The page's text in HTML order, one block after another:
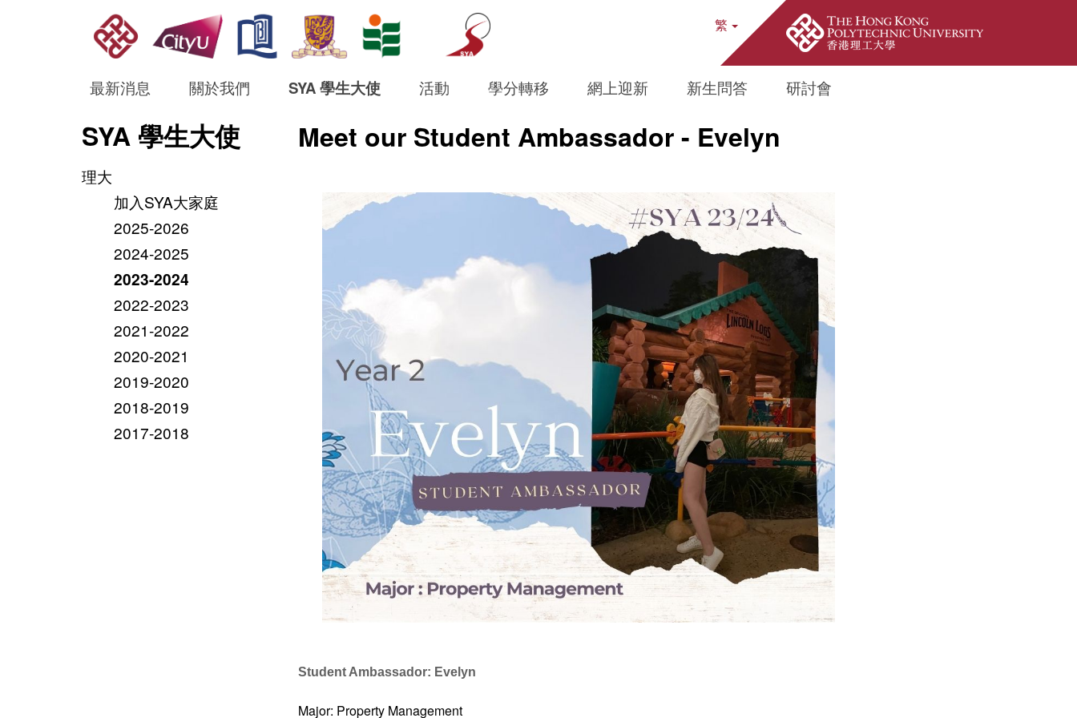
Open Site Search Popup
繁
最新消息 關於我們 SYA 學生大使 活動 學分轉移 網上迎新 新生問答 研討會
SYA 學生大使
理大
加入SYA大家庭
2025-2026
2024-2025
2023-2024
2022-2023
2021-2022
2020-2021
2019-2020
2018-2019
2017-2018
Meet our Student Ambassador - Evelyn
Student Ambassador: Evelyn
Major: Property Management